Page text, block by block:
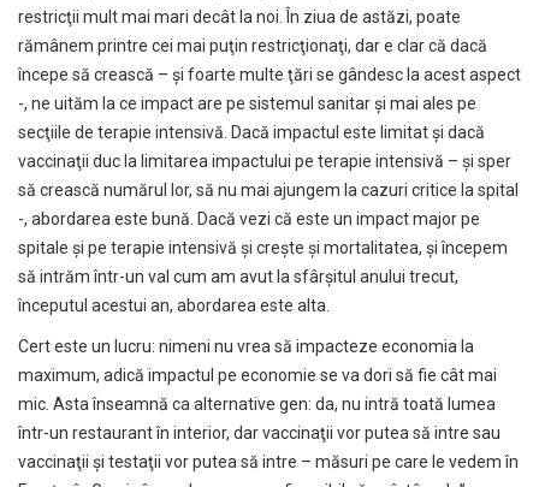
restricţii mult mai mari decât la noi. În ziua de astăzi, poate
rămânem printre cei mai puţin restricţionaţi, dar e clar că dacă
începe să crească – şi foarte multe ţări se gândesc la acest aspect
-, ne uităm la ce impact are pe sistemul sanitar şi mai ales pe
secţiile de terapie intensivă. Dacă impactul este limitat şi dacă
vaccinaţii duc la limitarea impactului pe terapie intensivă – şi sper
să crească numărul lor, să nu mai ajungem la cazuri critice la spital
-, abordarea este bună. Dacă vezi că este un impact major pe
spitale şi pe terapie intensivă şi creşte şi mortalitatea, şi începem
să intrăm într-un val cum am avut la sfârşitul anului trecut,
începutul acestui an, abordarea este alta.
Cert este un lucru: nimeni nu vrea să impacteze economia la
maximum, adică impactul pe economie se va dori să fie cât mai
mic. Asta înseamnă ca alternative gen: da, nu intră toată lumea
într-un restaurant în interior, dar vaccinaţii vor putea să intre sau
vaccinaţii şi testaţii vor putea să intre – măsuri pe care le vedem în